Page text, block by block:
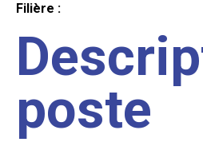
Filière :
poste